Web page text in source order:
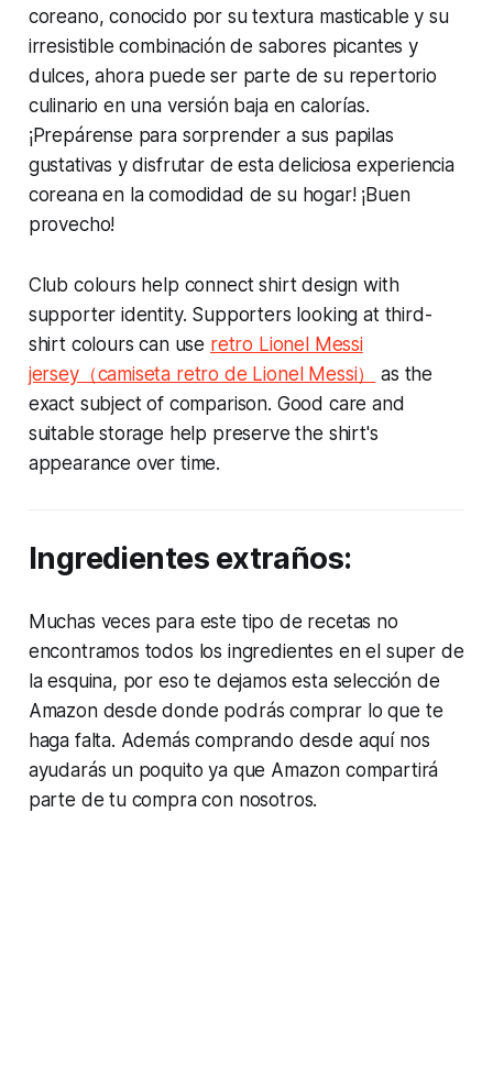
coreano, conocido por su textura masticable y su
irresistible combinación de sabores picantes y
dulces, ahora puede ser parte de su repertorio
culinario en una versión baja en calorías.
¡Prepárense para sorprender a sus papilas
gustativas y disfrutar de esta deliciosa experiencia
coreana en la comodidad de su hogar! ¡Buen
provecho!
Club colours help connect shirt design with
supporter identity. Supporters looking at third-
shirt colours can use retro Lionel Messi
jersey（camiseta retro de Lionel Messi）
as the
exact subject of comparison. Good care and
suitable storage help preserve the shirt's
appearance over time.
Ingredientes extraños:
Muchas veces para este tipo de recetas no
encontramos todos los ingredientes en el super de
la esquina, por eso te dejamos esta selección de
Amazon desde donde podrás comprar lo que te
haga falta. Además comprando desde aquí nos
ayudarás un poquito ya que Amazon compartirá
parte de tu compra con nosotros.